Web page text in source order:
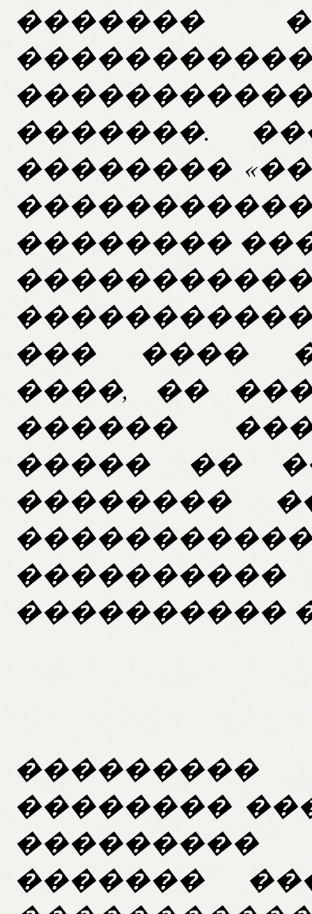
�������
�������.
��������
��������
��� ����
����, ��
������
����� ��
��������
����������
��������
���������
�������